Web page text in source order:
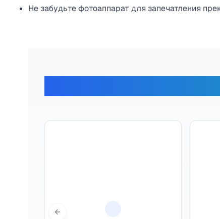
Не забудьте фотоаппарат для запечатления
Previous slide